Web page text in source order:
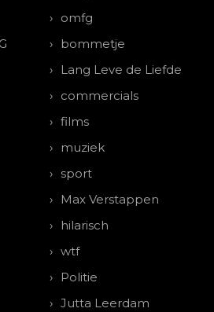
omfg
bommetje
Lang Leve de Liefde
commercials
films
muziek
sport
Max Verstappen
hilarisch
wtf
Politie
Jutta Leerdam